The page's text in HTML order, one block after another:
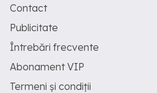
Contact
Publicitate
Întrebări frecvente
Abonament VIP
Termeni și condiții